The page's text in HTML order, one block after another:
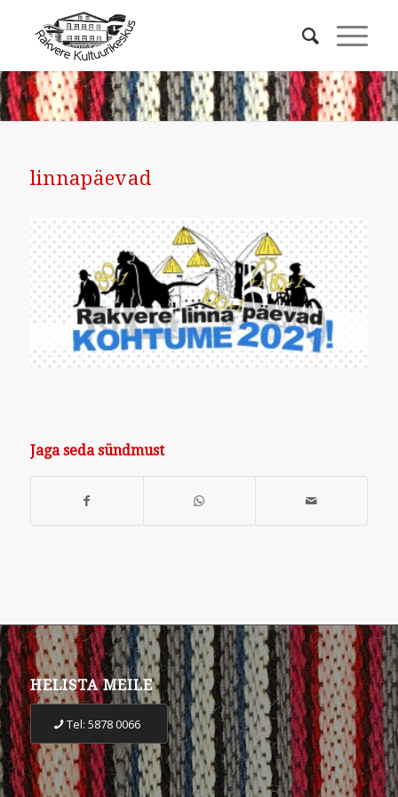
linnapäevad
Jaga seda sündmust
HELISTA MEILE
Tel: 5878 0066